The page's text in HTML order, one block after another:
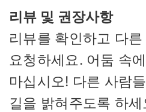
리뷰 및 권장사항
리뷰를 확인하고 다
요청하세요. 어둠 속
마십시오! 다른 사람
길을 밝혀주도록 하